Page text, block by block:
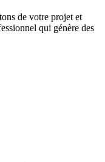
de votre projet et
qui génère des